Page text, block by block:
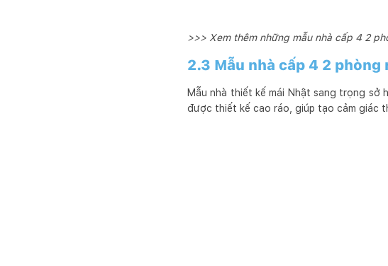
>>> Xem thêm những mẫu nhà cấp 4 2
2.3 Mẫu nhà cấp 4 2
Mẫu nhà thiết kế mái Nhật sang trọng sở
được thiết kế cao ráo, giúp tạo cảm giác